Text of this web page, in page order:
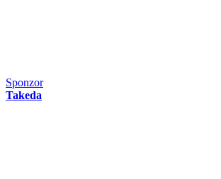
Sponzor
Takeda